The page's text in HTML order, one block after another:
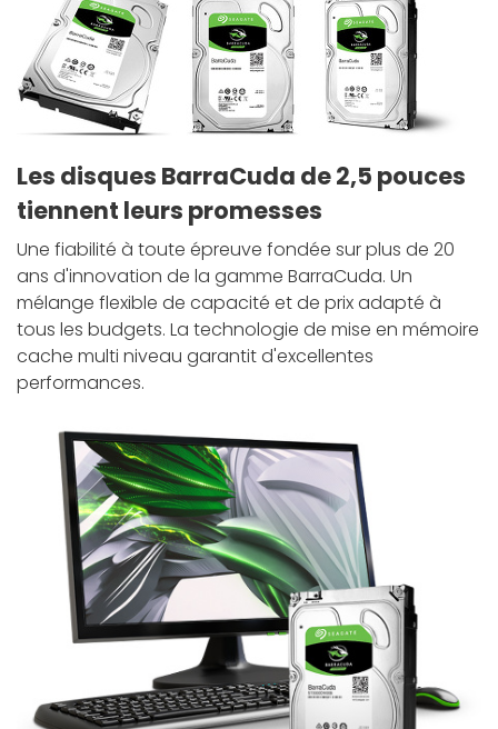
Les disques BarraCuda de 2,5 pouces
tiennent leurs promesses
Une fiabilité à toute épreuve fondée sur plus de 20
ans d'innovation de la gamme BarraCuda. Un
mélange flexible de capacité et de prix adapté à
tous les budgets. La technologie de mise en mémoire
cache multi niveau garantit d'excellentes
performances.